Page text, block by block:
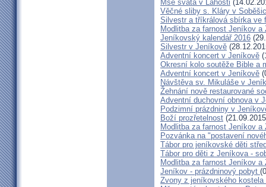
Mše svatá v Lahošti
Věčné sliby s. Kláry v
Silvestr a tříkrálová sbírka ve
Modlitba za farnost Jeníkov a
Jeníkovský kalendář 2016
Silvestr v Jeníkově
Adventní koncert v Jeníkově
Okresní kolo soutěže Bible a
Adventní koncert v Jeníkově
Návštěva sv. Mikuláše v
Žehnání nově restaurované
Adventní duchovní obnova v
Podzimní prázdniny v
Boží prozřetelnost
Modlitba za farnost Jeníkov a
Pozvánka na "postavení
Tábor pro jeníkovské děti
Tábor pro děti z Jeníkova -
Modlitba za farnost Jeníkov a
Jeníkov - prázdninový pobyt
Zvony z jeníkovského